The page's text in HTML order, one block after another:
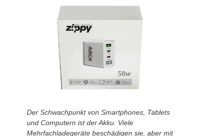
Der Schwachpunkt von Smartphones, Tablets
und Computern ist der Akku. Viele
Mehrfachladegeräte beschädigen sie, aber mit